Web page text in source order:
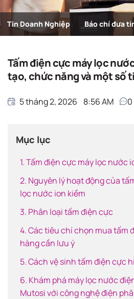
Trang chủ Giải pháp nước
Tin Doanh Nghiệp Báo chí đưa
Tấm điện cực máy lọc
tạo, chức năng và một số
5 tháng 2, 2026 8:56 AM 0
Mục lục
1. Tấm điện cực máy lọc nước
2. Nguyên lý hoạt động của
lọc nước ion kiềm
3. Phân loại tấm điện cực
4. Các tiêu chí chọn mua tấm
hàng cần lưu ý
5. Cách vệ sinh tấm điện cực
6. Khám phá máy lọc nước
Mutosi với công nghệ điện